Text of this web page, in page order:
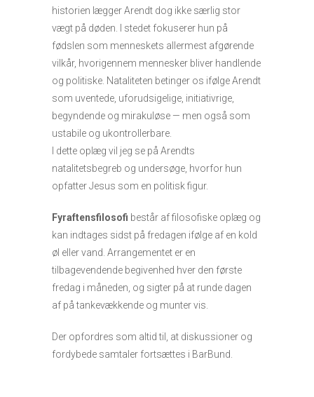
historien lægger Arendt dog ikke særlig stor
vægt på døden. I stedet fokuserer hun på
fødslen som menneskets allermest afgørende
vilkår, hvorigennem mennesker bliver handlende
og politiske. Nataliteten betinger os ifølge Arendt
som uventede, uforudsigelige, initiativrige,
begyndende og mirakuløse — men også som
ustabile og ukontrollerbare.
I dette oplæg vil jeg se på Arendts
natalitetsbegreb og undersøge, hvorfor hun
opfatter Jesus som en politisk figur.
Fyraftensfilosofi består af filosofiske oplæg og
kan indtages sidst på fredagen ifølge af en kold
øl eller vand. Arrangementet er en
tilbagevendende begivenhed hver den første
fredag i måneden, og sigter på at runde dagen
af på tankevækkende og munter vis.
Der opfordres som altid til, at diskussioner og
fordybede samtaler fortsættes i BarBund.